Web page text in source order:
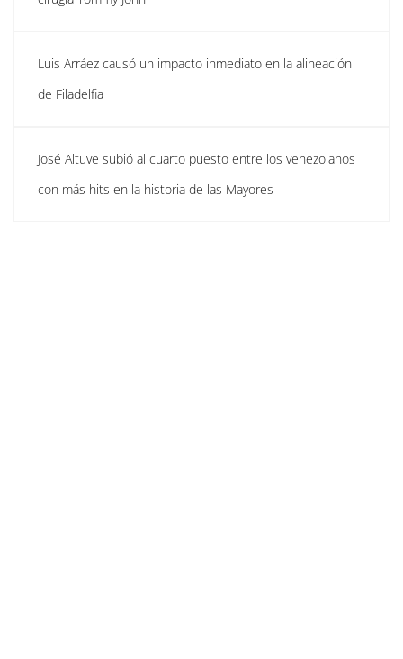
Luis Arráez causó un impacto inmediato en la alineación
de Filadelfia
José Altuve subió al cuarto puesto entre los venezolanos
con más hits en la historia de las Mayores